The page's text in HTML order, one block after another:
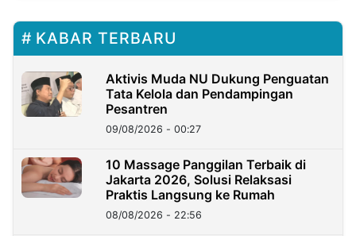
KABAR TERBARU
Aktivis Muda NU Dukung Penguatan
Tata Kelola dan Pendampingan
Pesantren
09/08/2026 - 00:27
10 Massage Panggilan Terbaik di
Jakarta 2026, Solusi Relaksasi
Praktis Langsung ke Rumah
08/08/2026 - 22:56